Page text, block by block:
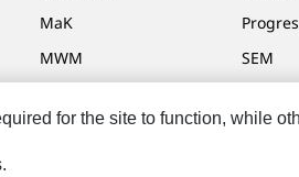
MaK
MWM
SEM
for the site to function, while